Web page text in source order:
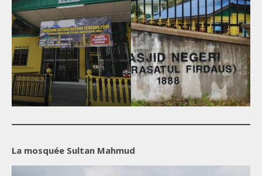
La mosquée Sultan Mahmud